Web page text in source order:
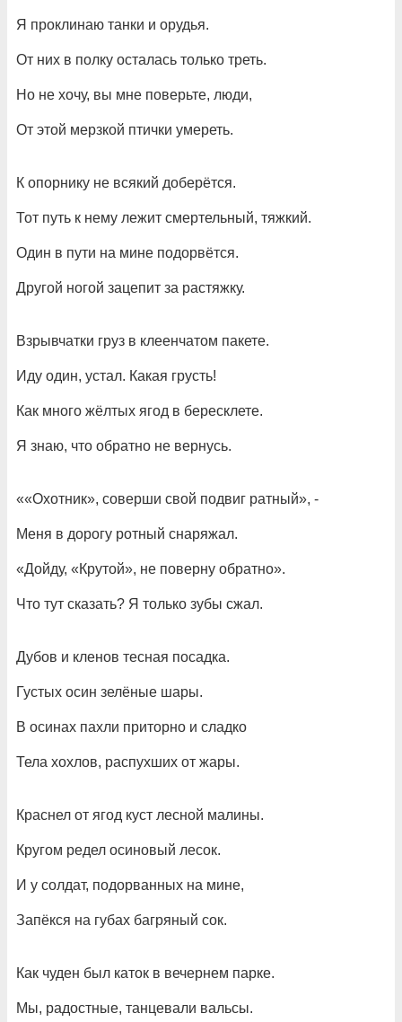
Я проклинаю танки и орудья.
От них в полку осталась только треть.
Но не хочу, вы мне поверьте, люди,
От этой мерзкой птички умереть.
К опорнику не всякий доберётся.
Тот путь к нему лежит смертельный, тяжкий.
Один в пути на мине подорвётся.
Другой ногой зацепит за растяжку.
Взрывчатки груз в клеенчатом пакете.
Иду один, устал. Какая грусть!
Как много жёлтых ягод в бересклете.
Я знаю, что обратно не вернусь.
««Охотник», соверши свой подвиг ратный», -
Меня в дорогу ротный снаряжал.
«Дойду, «Крутой», не поверну обратно».
Что тут сказать? Я только зубы сжал.
Дубов и кленов тесная посадка.
Густых осин зелёные шары.
В осинах пахли приторно и сладко
Тела хохлов, распухших от жары.
Краснел от ягод куст лесной малины.
Кругом редел осиновый лесок.
И у солдат, подорванных на мине,
Запёкся на губах багряный сок.
Как чуден был каток в вечернем парке.
Мы, радостные, танцевали вальсы.